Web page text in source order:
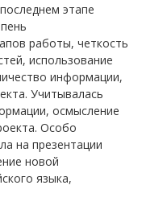
этапе
работы, четкость
использование
информации,
Учитывалась
осмысление
Особо
на презентации
новой
языка,